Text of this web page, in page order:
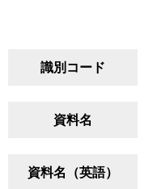
識別コード
資料名
資料名（英語）